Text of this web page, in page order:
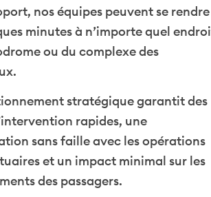
nos équipes peuvent se rendre
minutes à n’importe quel
ou du complexe des
stratégique garantit des
rapides, une
sans faille avec les opérations
et un impact minimal sur les
des passagers.